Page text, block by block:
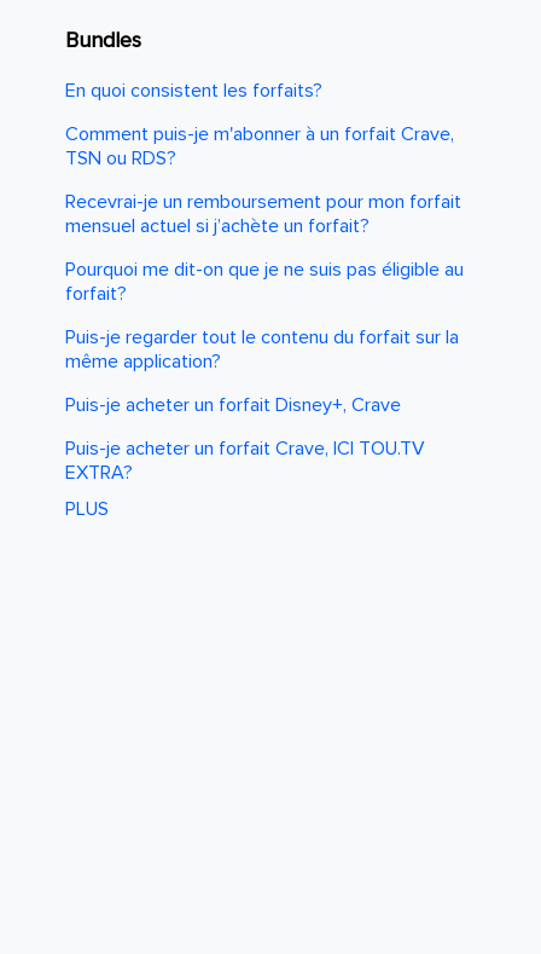
Bundles
En quoi consistent les forfaits?
Comment puis-je m'abonner à un forfait Crave,
TSN ou RDS?
Recevrai-je un remboursement pour mon forfait
mensuel actuel si j’achète un forfait?
Pourquoi me dit-on que je ne suis pas éligible au
forfait?
Puis-je regarder tout le contenu du forfait sur la
même application?
Puis-je acheter un forfait Disney+, Crave
Puis-je acheter un forfait Crave, ICI TOU.TV
EXTRA?
PLUS